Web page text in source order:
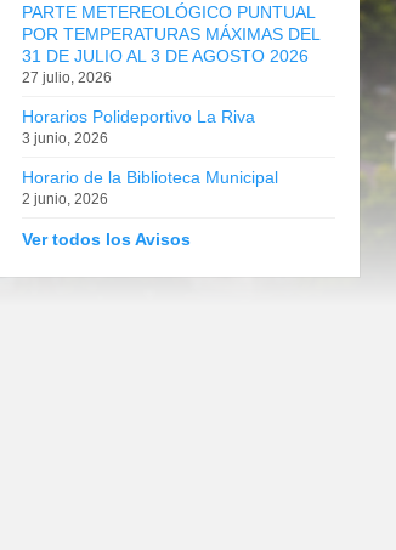
PARTE METEREOLÓGICO PUNTUAL
POR TEMPERATURAS MÁXIMAS DEL
31 DE JULIO AL 3 DE AGOSTO 2026
27 julio, 2026
Horarios Polideportivo La Riva
3 junio, 2026
Horario de la Biblioteca Municipal
2 junio, 2026
Ver todos los Avisos